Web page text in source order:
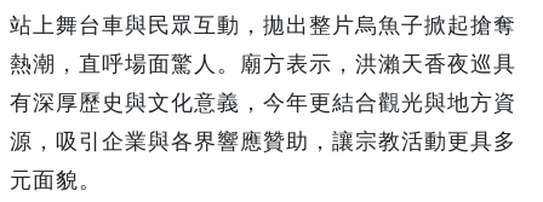
站上舞台車與民眾互動，拋出整片烏魚子掀起搶奪
熱潮，直呼場面驚人。廟方表示，洪瀨天香夜巡具
有深厚歷史與文化意義，今年更結合觀光與地方資
源，吸引企業與各界響應贊助，讓宗教活動更具多
元面貌。